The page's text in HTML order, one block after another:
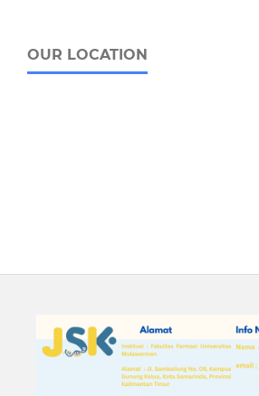
OUR LOCATION